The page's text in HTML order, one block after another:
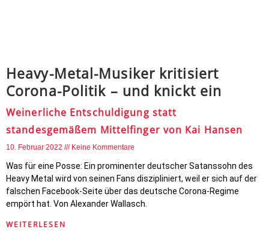
Heavy-Metal-Musiker kritisiert
Corona-Politik – und knickt ein
Weinerliche Entschuldigung statt
standesgemäßem Mittelfinger von Kai Hansen
10. Februar 2022 Keine Kommentare
Was für eine Posse: Ein prominenter deutscher Satanssohn des
Heavy Metal wird von seinen Fans diszipliniert, weil er sich auf der
falschen Facebook-Seite über das deutsche Corona-Regime
empört hat. Von Alexander Wallasch.
WEITERLESEN